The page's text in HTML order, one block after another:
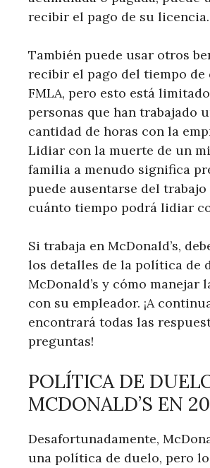
recibir el pago de su licencia.
También puede usar otros
recibir el pago del tiempo de
FMLA, pero esto está
personas que han trabajado
cantidad de horas con la
Lidiar con la muerte de un
familia a menudo significa
puede ausentarse del trabajo
cuánto tiempo podrá lidiar
Si trabaja en McDonald’s,
los detalles de la política de
McDonald’s y cómo manejar
con su empleador. ¡A
encontrará todas las
preguntas!
POLÍTICA DE
MCDONALD’S EN
Desafortunadamente,
una política de duelo, pero